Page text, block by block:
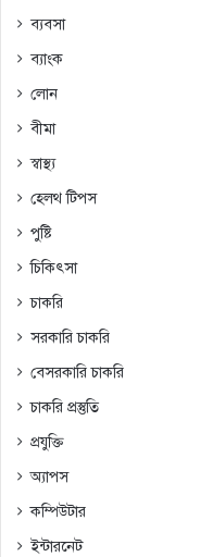
ব্যবসা
ব্যাংক
লোন
বীমা
স্বাস্থ্য
হেলথ টিপস
পুষ্টি
চিকিৎসা
চাকরি
সরকারি চাকরি
বেসরকারি চাকরি
চাকরি প্রস্তুতি
প্রযুক্তি
অ্যাপস
কম্পিউটার
ইন্টারনেট